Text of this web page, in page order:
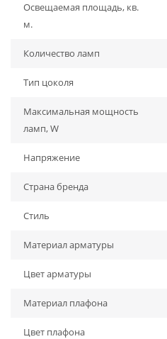
Освещаемая площадь, кв.
м.
Количество ламп
Тип цоколя
Максимальная мощность
ламп, W
Напряжение
Страна бренда
Стиль
Материал арматуры
Цвет арматуры
Материал плафона
Цвет плафона